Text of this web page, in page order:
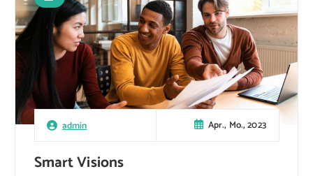
admin Apr., Mo., 2023
Smart Visions